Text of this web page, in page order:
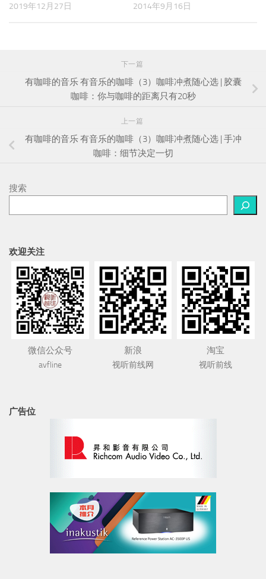
2019年12月27日 2014年9月16日
下一篇
有咖啡的音乐 有音乐的咖啡（3）咖啡冲煮随心选 | 胶囊
咖啡：你与咖啡的距离只有20秒
上一篇
有咖啡的音乐 有音乐的咖啡（3）咖啡冲煮随心选 | 手冲
咖啡：细节决定一切
搜索
欢迎关注
微信公众号
avfline
新浪
视听前线网
淘宝
视听前线
广告位